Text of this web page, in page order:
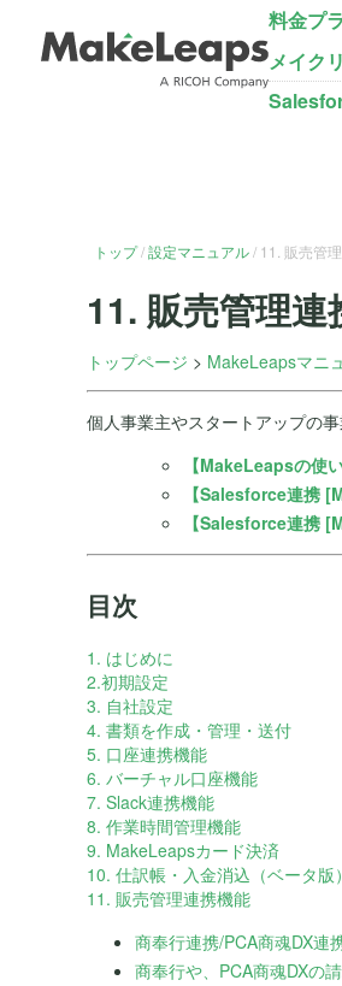
料金プ
メイク
トップ 設定マニュアル 11. 販売管
11. 販売管理連
トップページ > MakeLeapsマニ
個人事業主やスタートアップの
【MakeLeapsの使
【Salesforce連携
【Salesforce連携
目次
1. はじめに
2.初期設定
3. 自社設定
4. 書類を作成・管理・送付
5. 口座連携機能
6. バーチャル口座機能
7. Slack連携機能
8. 作業時間管理機能
9. MakeLeapsカード決済
10. 仕訳帳・入金消込（ベータ版）
11. 販売管理連携機能
商奉行連携/PCA商魂DX連
商奉行や、PCA商魂DXの